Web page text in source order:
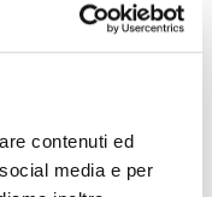
contenuti ed
media e per